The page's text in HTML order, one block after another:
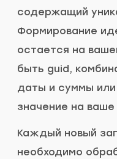
содержащий
Формирование
остается на
быть guid,
даты и суммы
значение на
Каждый новый
необходимо